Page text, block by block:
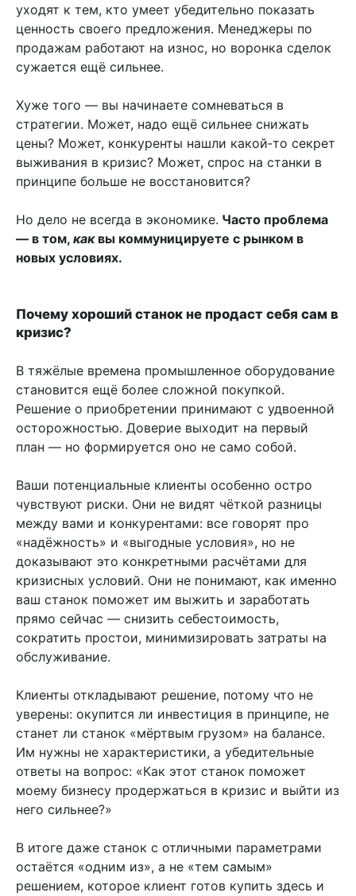
уходят к тем, кто умеет убедительно показать
ценность своего предложения. Менеджеры по
продажам работают на износ, но воронка сделок
сужается ещё сильнее.
Хуже того — вы начинаете сомневаться в
стратегии. Может, надо ещё сильнее снижать
цены? Может, конкуренты нашли какой‑то секрет
выживания в кризис? Может, спрос на станки в
принципе больше не восстановится?
Но дело не всегда в экономике. Часто проблема
— в том, каквы коммуницируете с рынком в
новых условиях.
Почему хороший станок не продаст себя сам в
кризис?
В тяжёлые времена промышленное оборудование
становится ещё более сложной покупкой.
Решение о приобретении принимают с удвоенной
осторожностью. Доверие выходит на первый
план — но формируется оно не само собой.
Ваши потенциальные клиенты особенно остро
чувствуют риски. Они не видят чёткой разницы
между вами и конкурентами: все говорят про
«надёжность» и «выгодные условия», но не
доказывают это конкретными расчётами для
кризисных условий. Они не понимают, как именно
ваш станок поможет им выжить и заработать
прямо сейчас — снизить себестоимость,
сократить простои, минимизировать затраты на
обслуживание.
Клиенты откладывают решение, потому что не
уверены: окупится ли инвестиция в принципе, не
станет ли станок «мёртвым грузом» на балансе.
Им нужны не характеристики, а убедительные
ответы на вопрос: «Как этот станок поможет
моему бизнесу продержаться в кризис и выйти из
него сильнее?»
В итоге даже станок с отличными параметрами
остаётся «одним из», а не «тем самым»
решением, которое клиент готов купить здесь и